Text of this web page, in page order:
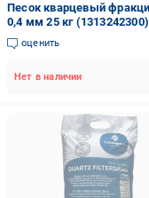
Песок кварцевый
0,4 мм 25 кг (1313242300)
оценить
Нет в наличии